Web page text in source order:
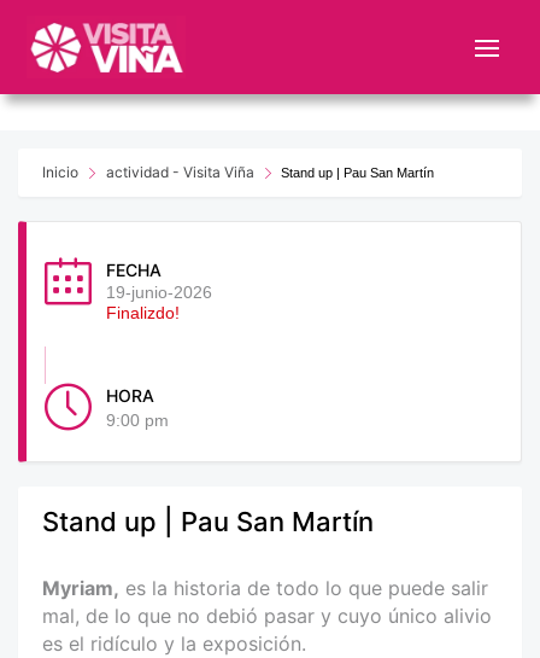
este
web
sistemaInicio actividad - Visita Viña Stand up | Pau San Martín
FECHA
19-junio-2026
Finalizdo!
HORA
9:00 pm
Stand up | Pau San Martín
Myriam, es la historia de todo lo que puede salir
mal, de lo que no debió pasar y cuyo único alivio
es el ridículo y la exposición.